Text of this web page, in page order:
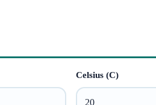
Celsius (C)